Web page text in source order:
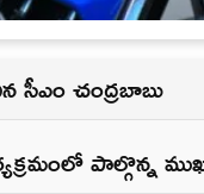
సీఎం చంద్రబాబు
పాల్గొన్న